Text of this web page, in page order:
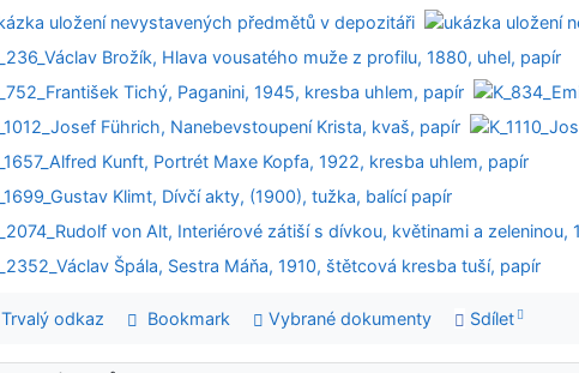
Trvalý odkaz Bookmark Vybrané dokumenty Sdílet